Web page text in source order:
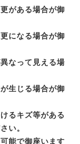
がある場合が御
になる場合が御
なって見える場
生じる場合が御
るキズ等がある
い。
能で御座います